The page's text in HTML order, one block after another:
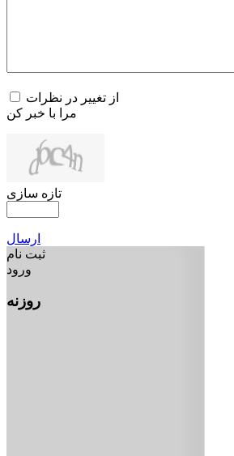
از تغییر در نظرات
مرا با خبر کن
تازه سازی
ارسال
ثبت نام
ورود
روزنه